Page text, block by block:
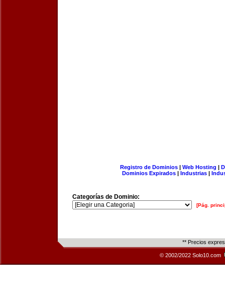
Registro de Dominios| Web Hosting |
Dominios Expirados | Industrias |
Categorías de Dominio:
[Pág.
** Precios
© 2002/2022 Solo10.com